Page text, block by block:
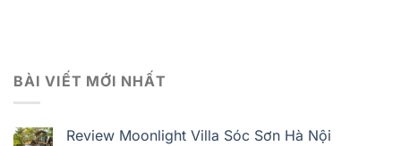
BÀI VIẾT MỚI NHẤT
Review Moonlight Villa Sóc Sơn Hà Nội